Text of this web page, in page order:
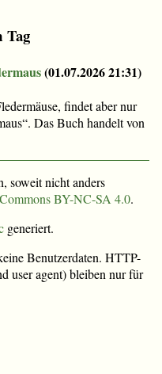
Tag
(01.07.2026 21:31)
findet aber nur
Das Buch handelt von
soweit nicht anders
BY-NC-SA 4.0.
generiert.
Benutzerdaten. HTTP-
user agent) bleiben nur für